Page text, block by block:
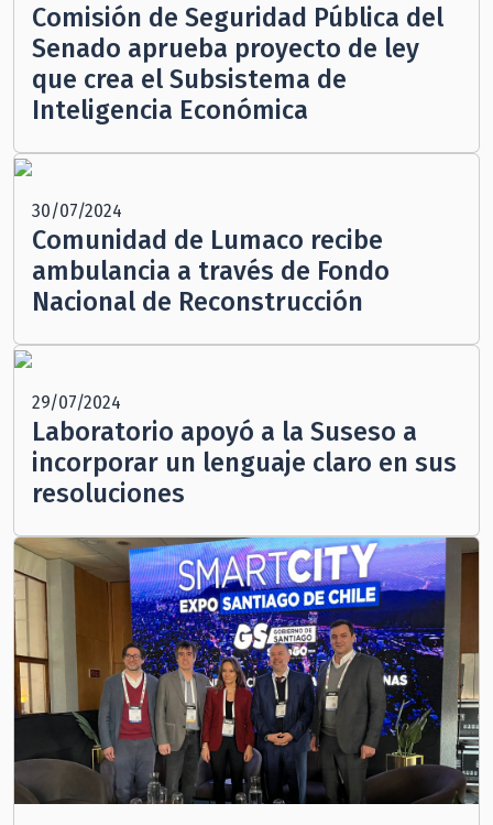
Comisión de Seguridad Pública del
Senado aprueba proyecto de ley
que crea el Subsistema de
Inteligencia Económica
30/07/2024
Comunidad de Lumaco recibe
ambulancia a través de Fondo
Nacional de Reconstrucción
29/07/2024
Laboratorio apoyó a la Suseso a
incorporar un lenguaje claro en sus
resoluciones